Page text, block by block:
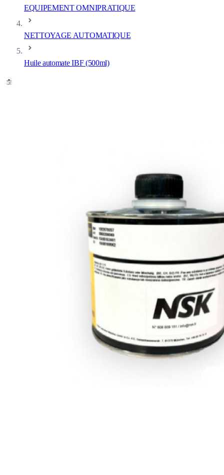
EQUIPEMENT OMNIPRATIQUE
NETTOYAGE AUTOMATIQUE
Huile automate IBF (500ml)